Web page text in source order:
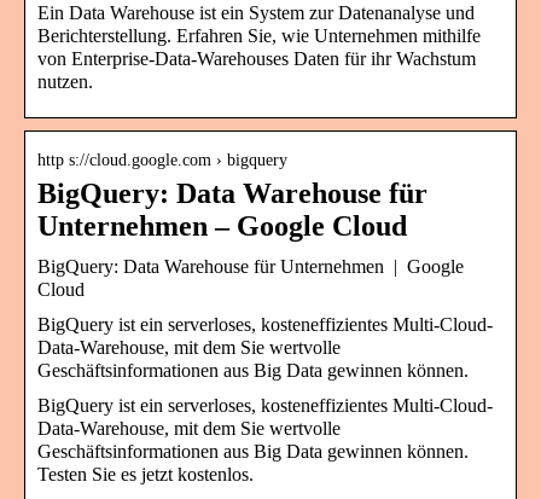
Ein Data Warehouse ist ein System zur Datenanalyse und
Berichterstellung. Erfahren Sie, wie Unternehmen mithilfe
von Enterprise-Data-Warehouses Daten für ihr Wachstum
nutzen.
http s://cloud.google.com › bigquery
BigQuery: Data Warehouse für
Unternehmen – Google Cloud
BigQuery: Data Warehouse für Unternehmen | Google
Cloud
BigQuery ist ein serverloses, kosteneffizientes Multi-Cloud-
Data-Warehouse, mit dem Sie wertvolle
Geschäftsinformationen aus Big Data gewinnen können.
BigQuery ist ein serverloses, kosteneffizientes Multi-Cloud-
Data-Warehouse, mit dem Sie wertvolle
Geschäftsinformationen aus Big Data gewinnen können.
Testen Sie es jetzt kostenlos.